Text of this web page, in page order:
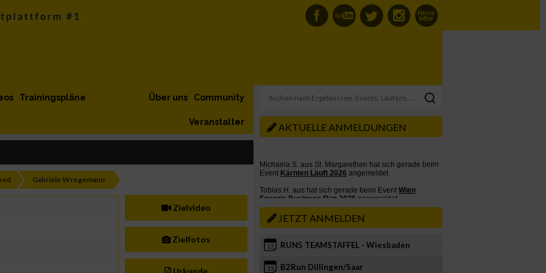
Trainingspläne Community
Über uns
Veranstalter
Gabriele Wrogemann
Zielvideo
Zielfotos
Urkunde
AKTUELLE ANMELDUNGEN
JETZT ANMELDEN
12 RUN5 TEAMSTAFFEL - Wiesbaden
13 B2Run Dillingen/Saar